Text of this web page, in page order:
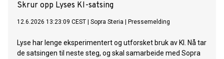
Skrur opp Lyses KI-satsing
12.6.2026 13:23:09 CEST Sopra Steria Pressemelding
Lyse har lenge eksperimentert og utforsket bruk av KI. Nå tar
de satsingen til neste steg, og skal samarbeide med Sopra